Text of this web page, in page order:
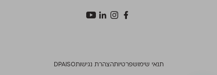
תנאי שימושפרטיותהצהרת נגישותISO
DPA